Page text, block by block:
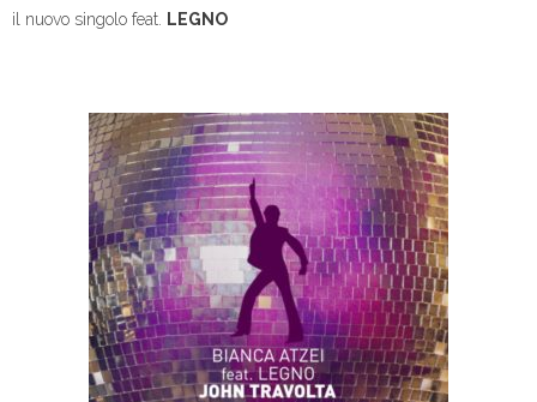
il nuovo singolo feat.
LEGNO